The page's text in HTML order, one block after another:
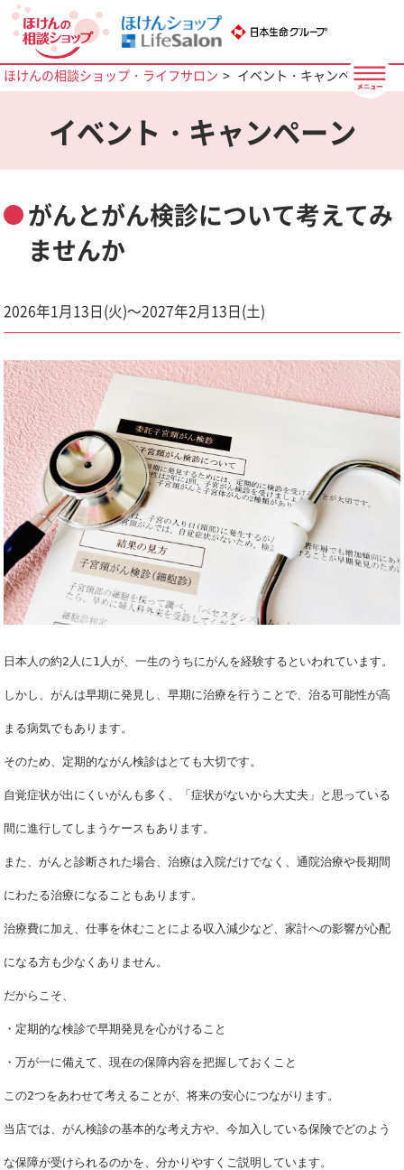
ほけんの相談ショップ・ライフサロン イベント・キャンペーン
イベント・キャンペーン
がんとがん検診について考えてみ
ませんか
2026年1月13日(火)～2027年2月13日(土)
日本人の約2人に1人が、一生のうちにがんを経験するといわれています。
しかし、がんは早期に発見し、早期に治療を行うことで、治る可能性が高
まる病気でもあります。
そのため、定期的ながん検診はとても大切です。
自覚症状が出にくいがんも多く、 「症状がないから大丈夫」と思っている
間に進行してしまうケースもあります。
また、がんと診断された場合、治療は入院だけでなく、通院治療や長期間
にわたる治療になることもあります。
治療費に加え、仕事を休むことによる収入減少など、家計への影響が心配
になる方も少なくありません。
だからこそ、
・定期的な検診で早期発見を心がけること
・万が一に備えて、現在の保障内容を把握しておくこと
この2つをあわせて考えることが、将来の安心につながります。
当店では、がん検診の基本的な考え方や、今加入している保険でどのよう
な保障が受けられるのかを、分かりやすくご説明しています。